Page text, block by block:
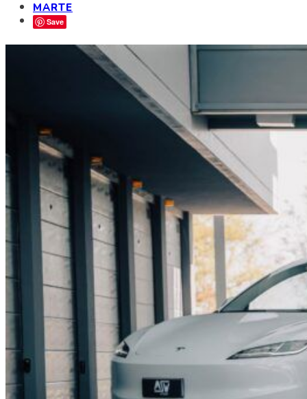
MARTE
INFORMAZIONI
EVENTI
SPONSOR
Save